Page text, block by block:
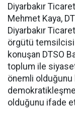
Diyarbakır
Mehmet Kaya,
Diyarbakır
örgütü temsilcisi
konuşan DTSO
toplum ile
önemli olduğunu
olduğunu ifade